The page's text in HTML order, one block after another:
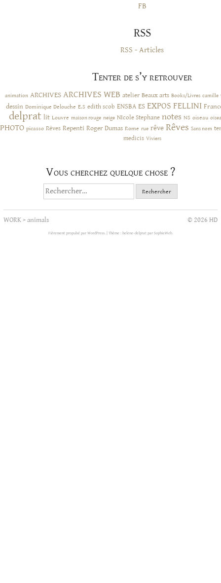
FB
RSS
RSS - Articles
Tenter de s’y retrouver
animation ARCHIVES ARCHIVES WEB atelier Beaux arts Books/Livres camille
dessin Dominique Delouche E.S edith scob ENSBA ES EXPOS FELLINI
delprat lit Louvre maison rouge neige NIcole Stephane notes NS oiseau
PHOTO picasso Rêves Repenti Roger Dumas Rome rue rêve Rêves Sans nom
medicis Viviers
Vous cherchez quelque chose ?
Rechercher :
WORK>animals © 2026 HD
Fièrement propulsé par WordPress. Thème : helene-delprat par SophieWeb.